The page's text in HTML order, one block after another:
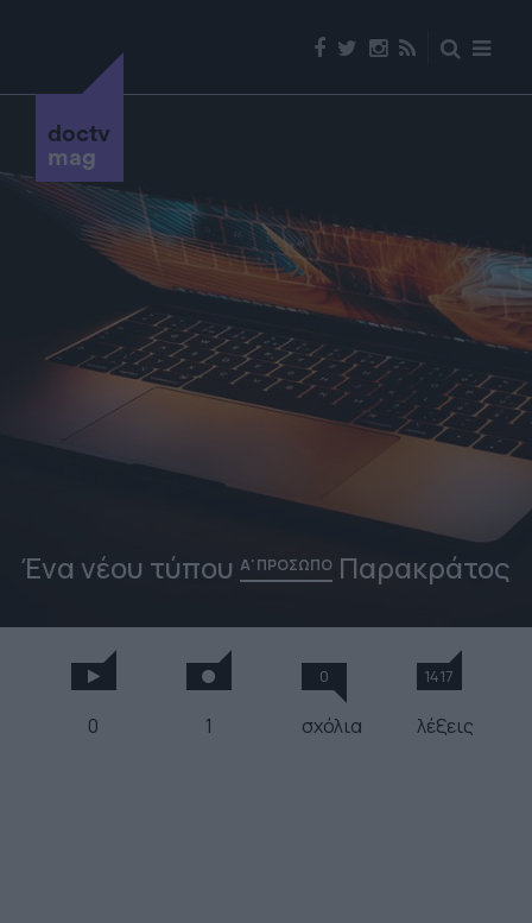
doctv
mag
Ένα νέου τύπου Α' ΠΡΟΣΩΠΟ Παρακράτος
0 1
0
σχόλια
1417
λέξεις